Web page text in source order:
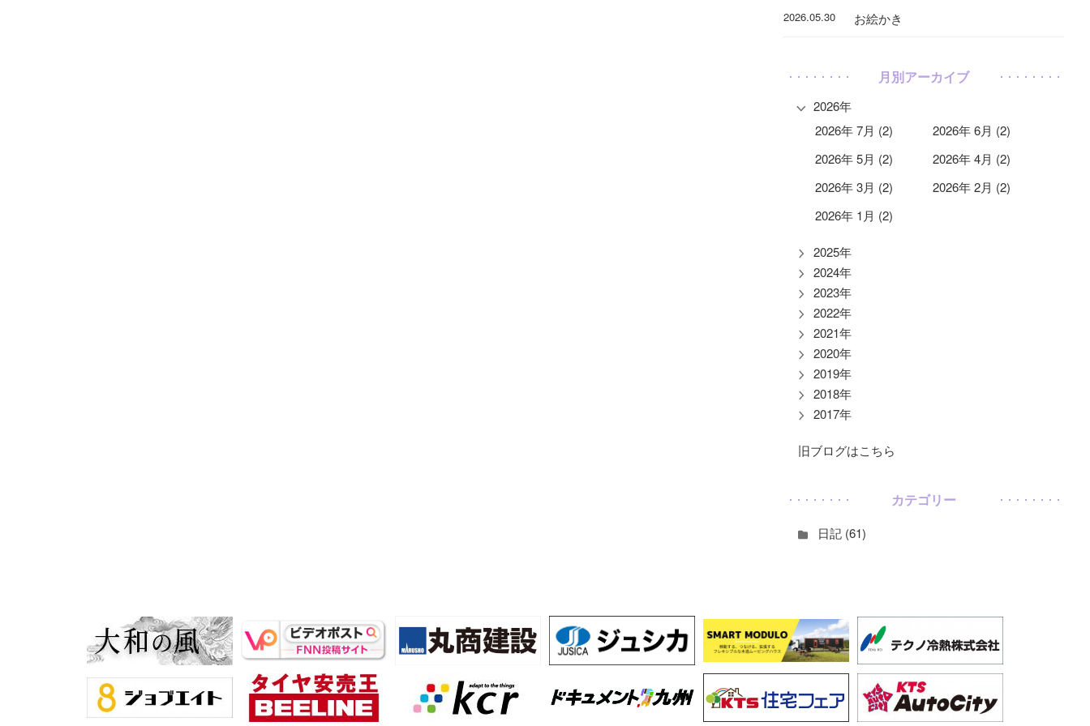
2026.05.30 お絵かき
月別アーカイブ
2026年
2026年 7月 (2)
2026年 6月 (2)
2026年 5月 (2)
2026年 4月 (2)
2026年 3月 (2)
2026年 2月 (2)
2026年 1月 (2)
2025年
2024年
2023年
2022年
2021年
2020年
2019年
2018年
2017年
旧ブログはこちら
カテゴリー
日記 (61)